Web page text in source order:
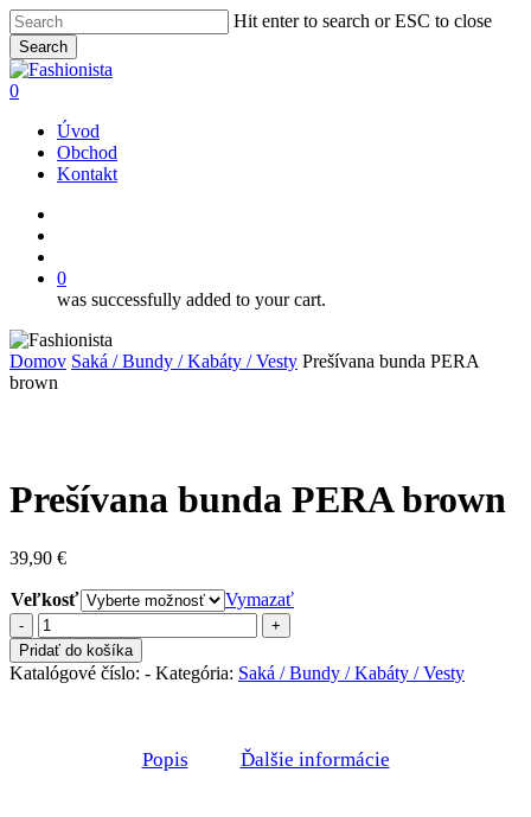
Skip
to
main
content
Hit enter to search or ESC to close
Search
Close
Search
search
account
0
Úvod
Obchod
Kontakt
0
was successfully added to your cart.
Domov Saká / Bundy / Kabáty / Vesty Prešívana bunda PERA
brown
Prešívana bunda PERA brown
39,90 €
Veľkosť
Vymazať
množstvo
Prešívana
bunda
PERA
Pridať do košíka
Katalógové číslo: - Kategória: Saká / Bundy / Kabáty / Vesty
Popis Ďalšie informácie